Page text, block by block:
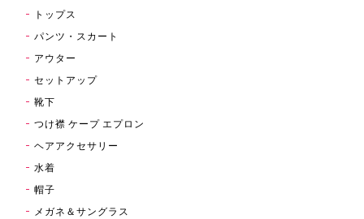
トップス
パンツ・スカート
アウター
セットアップ
靴下
つけ襟 ケープ エプロン
ヘアアクセサリー
水着
帽子
メガネ＆サングラス